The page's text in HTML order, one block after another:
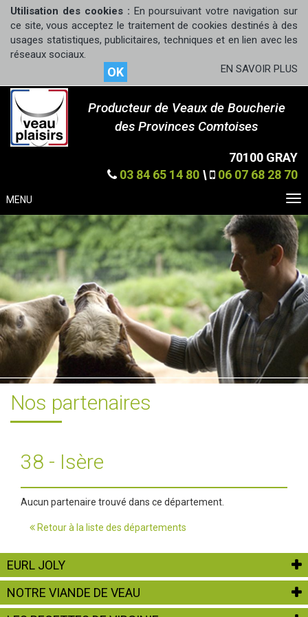
Utilisation des cookies : En poursuivant votre navigation sur
ce site, vous acceptez le traitement de cookies destinés à des
usages statistiques, publicitaires, techniques et en lien avec les
réseaux sociaux.
OK EN SAVOIR PLUS
Producteur de Veaux de Boucherie
des Provinces Comtoises
70100 GRAY
03 84 65 14 80 \ 06 07 68 28 70
MENU
Nos partenaires
38 - Isère
Aucun partenaire trouvé dans ce département.
Retour à la liste des départements
EURL JOLY
NOTRE VIANDE DE VEAU